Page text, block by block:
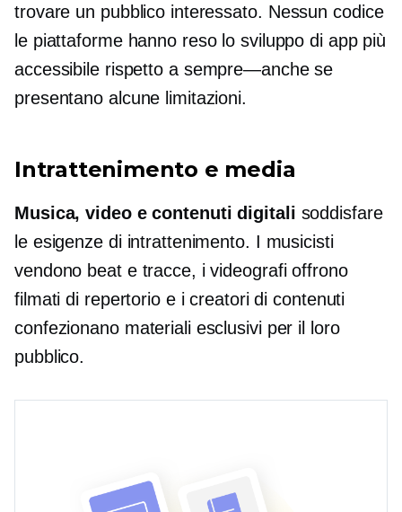
trovare un pubblico interessato. Nessun codice
le piattaforme hanno reso lo sviluppo di app più
accessibile rispetto a sempre—anche se
presentano alcune limitazioni.
Intrattenimento e media
Musica, video e contenuti digitali soddisfare
le esigenze di intrattenimento. I musicisti
vendono beat e tracce, i videografi offrono
filmati di repertorio e i creatori di contenuti
confezionano materiali esclusivi per il loro
pubblico.